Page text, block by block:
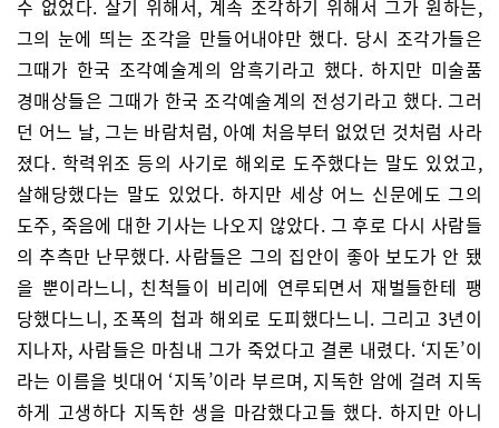
수 없었다. 살기 위해서, 계속 조각하기 위해서 그가 원하는,
그의 눈에 띄는 조각을 만들어내야만 했다. 당시 조각가들은
그때가 한국 조각예술계의 암흑기라고 했다. 하지만 미술품
경매상들은 그때가 한국 조각예술계의 전성기라고 했다. 그러
던 어느 날, 그는 바람처럼, 아예 처음부터 없었던 것처럼 사라
졌다. 학력위조 등의 사기로 해외로 도주했다는 말도 있었고,
살해당했다는 말도 있었다. 하지만 세상 어느 신문에도 그의
도주, 죽음에 대한 기사는 나오지 않았다. 그 후로 다시 사람들
의 추측만 난무했다. 사람들은 그의 집안이 좋아 보도가 안 됐
을 뿐이라느니, 친척들이 비리에 연루되면서 재벌들한테 팽
당했다느니, 조폭의 첩과 해외로 도피했다느니. 그리고 3년이
지나자, 사람들은 마침내 그가 죽었다고 결론 내렸다. ‘지돈’이
라는 이름을 빗대어 ‘지독’이라 부르며, 지독한 암에 걸려 지독
하게 고생하다 지독한 생을 마감했다고들 했다. 하지만 아니